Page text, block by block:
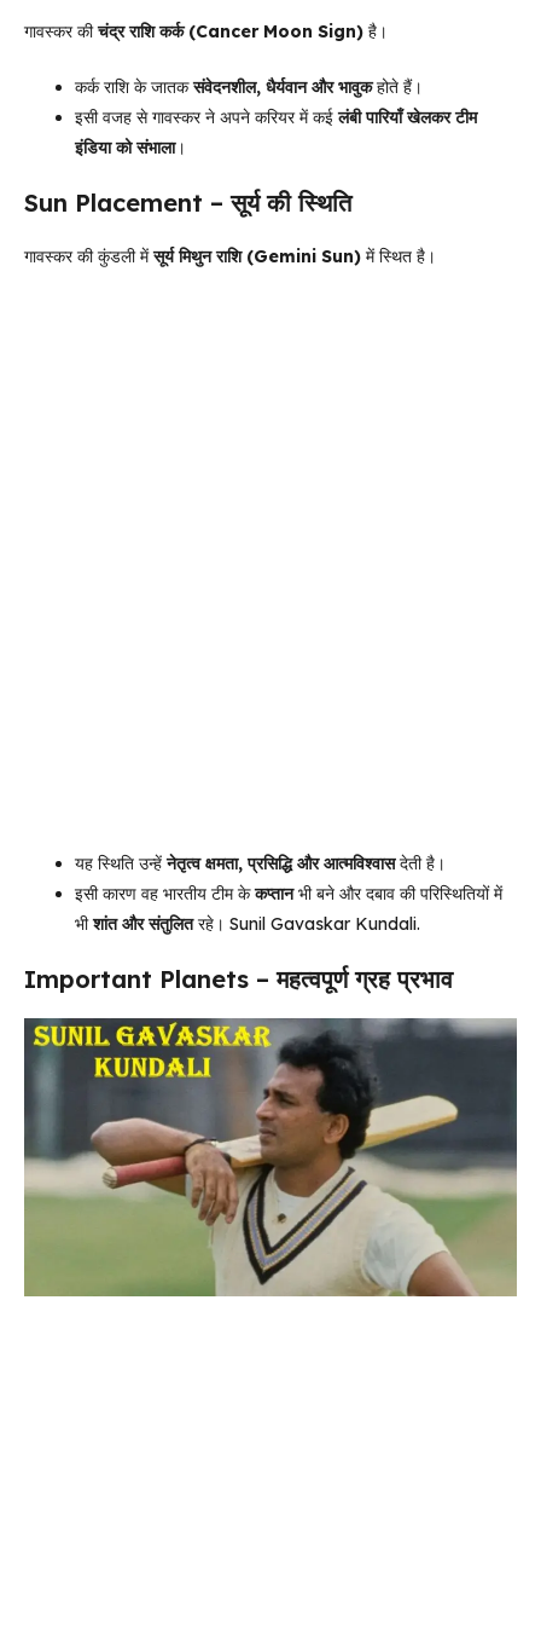
गावस्कर कीचंद्र राशि कर्क (Cancer Moon Sign) है।
कर्क राशि के जातकसंवेदनशील, धैर्यवान और भावुकहोते हैं।
इसी वजह से गावस्कर ने अपने करियर में कईलंबी पारियाँ खेलकर टीम
इंडिया को संभाला।
Sun Placement – सूर्य की स्थिति
गावस्कर की कुंडली मेंसूर्य मिथुन राशि (Gemini Sun) में स्थित है।
यह स्थिति उन्हेंनेतृत्व क्षमता, प्रसिद्धि और आत्मविश्वासदेती है।
इसी कारण वह भारतीय टीम केकप्तानभी बने और दबाव की परिस्थितियों में
भीशांत और संतुलितरहे। Sunil Gavaskar Kundali.
Important Planets – महत्वपूर्ण ग्रह प्रभाव